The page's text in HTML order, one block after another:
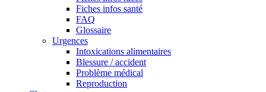
Fiches infos santé
FAQ
Glossaire
Urgences
Intoxications alimentaires
Blessure / accident
Problème médical
Reproduction